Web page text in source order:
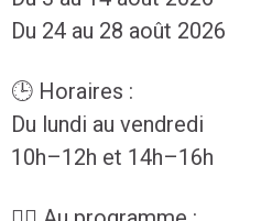
Du 24 au 28 août 2026
🕒 Horaires :
Du lundi au vendredi
10h–12h et 14h–16h